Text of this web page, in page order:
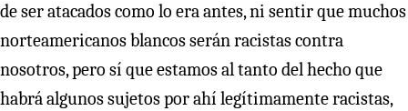
de ser atacados como lo era antes, ni sentir que muchos
norteamericanos blancos serán racistas contra
nosotros, pero sí que estamos al tanto del hecho que
habrá algunos sujetos por ahí legítimamente racistas,